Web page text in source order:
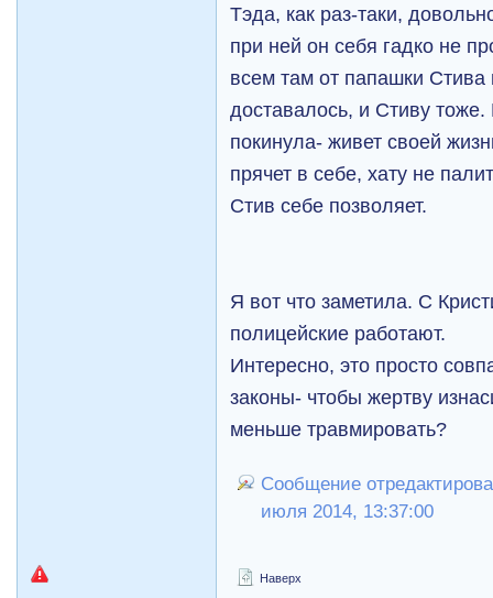
Тэда, как раз-таки,
при ней он себя гадко не
всем там от папашки
доставалось, и Стиву
покинула- живет своей
прячет в себе, хату не
Стив себе позволяет.
Я вот что заметила. С
полицейские работают.
Интересно, это просто
законы- чтобы жертву
меньше травмировать?
Сообщение
июля 2014, 13:37:00
Наверх